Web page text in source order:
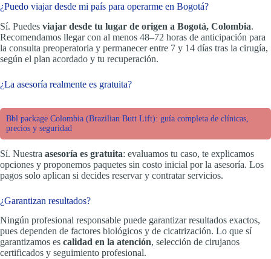
¿Puedo viajar desde mi país para operarme en Bogotá?
Sí. Puedes viajar desde tu lugar de origen a Bogotá, Colombia.
Recomendamos llegar con al menos 48–72 horas de anticipación para
la consulta preoperatoria y permanecer entre 7 y 14 días tras la cirugía,
según el plan acordado y tu recuperación.
¿La asesoría realmente es gratuita?
Bbl package Colombia (Brazilian Butt Lift): guía completa de clínicas,
precios y seguridad
Sí. Nuestra asesoría es gratuita: evaluamos tu caso, te explicamos
opciones y proponemos paquetes sin costo inicial por la asesoría. Los
pagos solo aplican si decides reservar y contratar servicios.
¿Garantizan resultados?
Ningún profesional responsable puede garantizar resultados exactos,
pues dependen de factores biológicos y de cicatrización. Lo que sí
garantizamos es calidad en la atención, selección de cirujanos
certificados y seguimiento profesional.